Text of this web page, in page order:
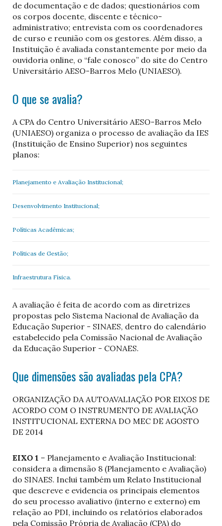
de documentação e de dados; questionários com
os corpos docente, discente e técnico-
administrativo; entrevista com os coordenadores
de curso e reunião com os gestores. Além disso, a
Instituição é avaliada constantemente por meio da
ouvidoria online, o “fale conosco” do site do Centro
Universitário AESO-Barros Melo (UNIAESO).
O que se avalia?
A CPA do Centro Universitário AESO-Barros Melo
(UNIAESO) organiza o processo de avaliação da IES
(Instituição de Ensino Superior) nos seguintes
planos:
Planejamento e Avaliação Institucional;
Desenvolvimento Institucional;
Políticas Acadêmicas;
Políticas de Gestão;
Infraestrutura Física.
A avaliação é feita de acordo com as diretrizes
propostas pelo Sistema Nacional de Avaliação da
Educação Superior - SINAES, dentro do calendário
estabelecido pela Comissão Nacional de Avaliação
da Educação Superior - CONAES.
Que dimensões são avaliadas pela CPA?
ORGANIZAÇÃO DA AUTOAVALIAÇÃO POR EIXOS DE
ACORDO COM O INSTRUMENTO DE AVALIAÇÃO
INSTITUCIONAL EXTERNA DO MEC DE AGOSTO
DE 2014
EIXO 1 – Planejamento e Avaliação Institucional:
considera a dimensão 8 (Planejamento e Avaliação)
do SINAES. Inclui também um Relato Institucional
que descreve e evidencia os principais elementos
do seu processo avaliativo (interno e externo) em
relação ao PDI, incluindo os relatórios elaborados
pela Comissão Própria de Avaliação (CPA) do